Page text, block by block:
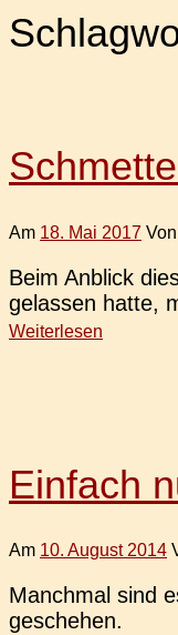
Am 18. Mai 2017 Von
Beim Anblick
ge­las­sen hatte,
Weiterlesen
Einfach
Am 10. August 2014
Manch­mal sind
geschehen.